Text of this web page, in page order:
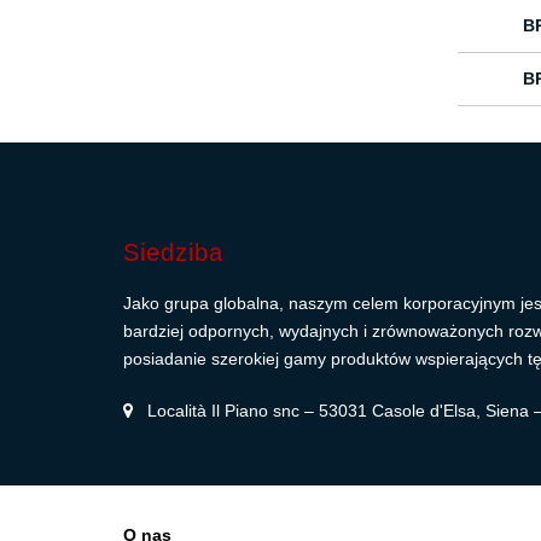
Siedziba
Jako grupa globalna, naszym celem korporacyjnym
bardziej odpornych, wydajnych i zrównoważonych
posiadanie szerokiej gamy produktów wspierających
Località Il Piano snc – 53031 Casole d'Elsa, Siena
O nas